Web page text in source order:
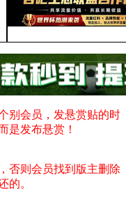
别会员，发悬赏贴的时
是发布悬赏！
否则会员找到版主删除
的。